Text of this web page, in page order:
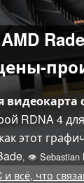
видеокарта
RDNA 4
этот
, 👁 Sebastian
и всё, что